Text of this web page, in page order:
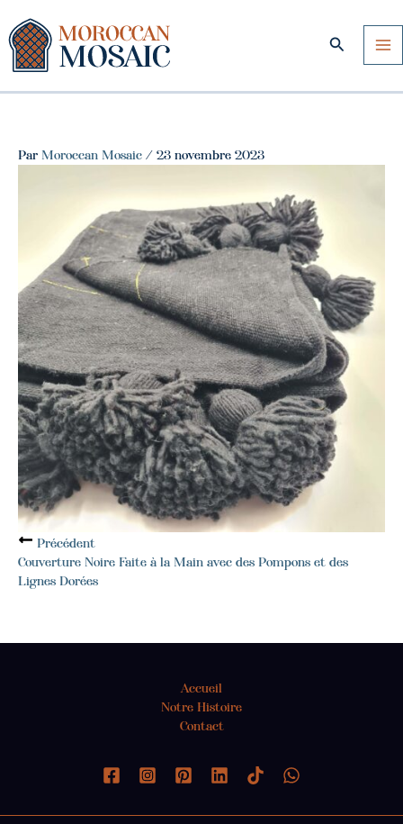
au
contenu
Par Moroccan Mosaic / 23 novembre 2023
Précédent
Couverture Noire Faite à la Main avec des Pompons et des
Lignes Dorées
Accueil
Notre Histoire
Contact